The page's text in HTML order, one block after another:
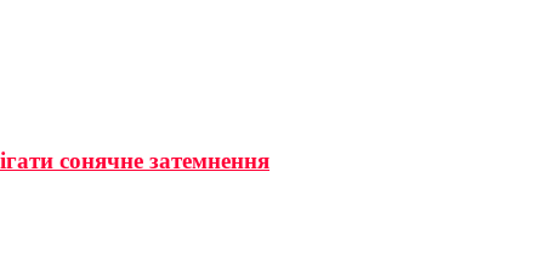
сонячне затемнення